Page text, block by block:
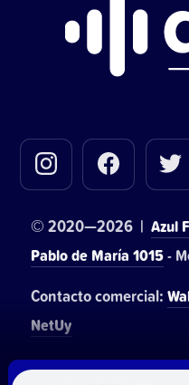
© 2020—2026 | Azul
Pablo de María 1015-
Contacto comercial:
NetUy
Privacidad~Términos